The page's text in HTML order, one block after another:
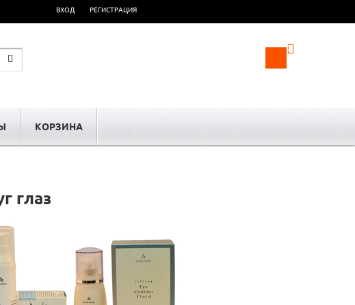
ВХОД РЕГИСТРАЦИЯ
0
КОРЗИНА
глаз